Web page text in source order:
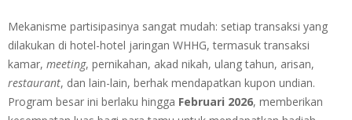
Mekanisme partisipasinya sangat mudah: setiap transaksi yang
dilakukan di hotel-hotel jaringan WHHG, termasuk transaksi
kamar, meeting, pernikahan, akad nikah, ulang tahun, arisan,
restaurant, dan lain-lain, berhak mendapatkan kupon undian.
Program besar ini berlaku hingga Februari 2026, memberikan